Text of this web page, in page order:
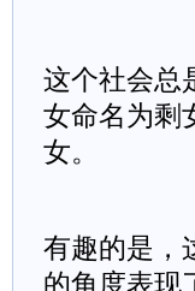
这个社会总
女命名为剩
女。
有趣的是，
的角度表现